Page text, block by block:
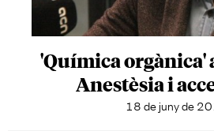
'Química orgànica'
Anestèsia i
18 de juny de